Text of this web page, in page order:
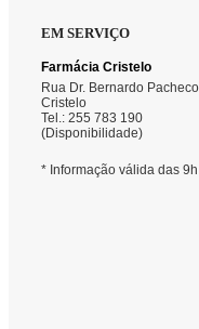
EM SERVIÇO